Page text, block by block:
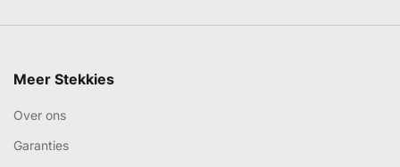
Meer Stekkies
Over ons
Garanties